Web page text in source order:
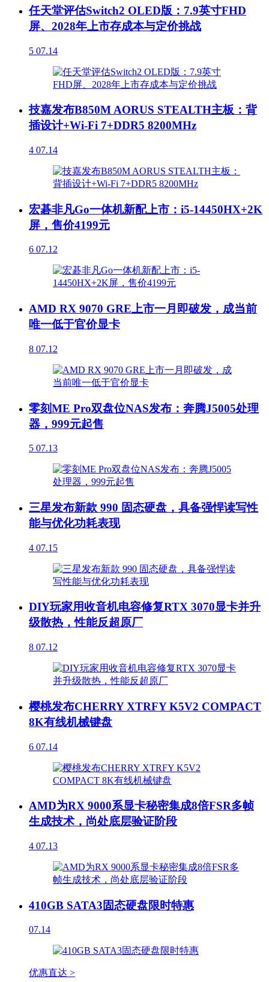
任天堂评估Switch2 OLED版：7.9英寸FHD
屏、2028年上市存成本与定价挑战
5 07.14
技嘉发布B850M AORUS STEALTH主板：背
插设计+Wi-Fi 7+DDR5 8200MHz
4 07.14
宏碁非凡Go一体机新配上市：i5-14450HX+2K
屏，售价4199元
6 07.12
AMD RX 9070 GRE上市一月即破发，成当前
唯一低于官价显卡
8 07.12
零刻ME Pro双盘位NAS发布：奔腾J5005处理
器，999元起售
5 07.13
三星发布新款 990 固态硬盘，具备强悍读写性
能与优化功耗表现
4 07.15
DIY玩家用收音机电容修复RTX 3070显卡并升
级散热，性能反超原厂
8 07.12
樱桃发布CHERRY XTRFY K5V2 COMPACT
8K有线机械键盘
6 07.14
AMD为RX 9000系显卡秘密集成8倍FSR多帧
生成技术，尚处底层验证阶段
4 07.13
410GB SATA3固态硬盘限时特惠
07.14
优惠直达 >